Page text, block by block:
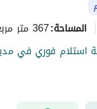
المساحة:367 متر مربع